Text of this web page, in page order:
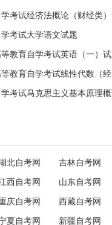
考试大学语文试题
教育自学考试英语（一）
教育自学考试线性代数（
考试马克思主义基本原理
北自考网 吉林自考网
西自考网 山东自考网
庆自考网 西藏自考网
夏自考网 新疆自考网